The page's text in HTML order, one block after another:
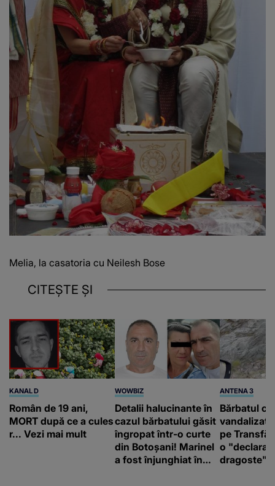
Melia, la casatoria cu Neilesh Bose
CITEȘTE ȘI
KANAL D
Român de 19 ani,
MORT după ce a cules
r... Vezi mai mult
WOWBIZ
Detalii halucinante în
cazul bărbatului găsit
îngropat într-o curte
din Botoșani! Marinel
a fost înjunghiat în
ANTENA 3
Bărbatul
vandalizat
pe
o
dragoste"